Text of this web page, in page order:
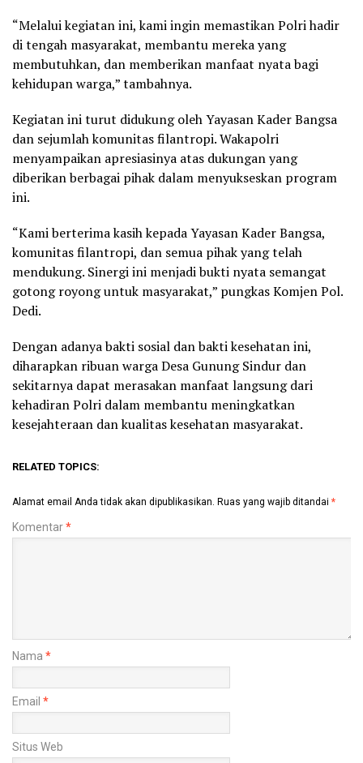
“Melalui kegiatan ini, kami ingin memastikan Polri hadir
di tengah masyarakat, membantu mereka yang
membutuhkan, dan memberikan manfaat nyata bagi
kehidupan warga,” tambahnya.
Kegiatan ini turut didukung oleh Yayasan Kader Bangsa
dan sejumlah komunitas filantropi. Wakapolri
menyampaikan apresiasinya atas dukungan yang
diberikan berbagai pihak dalam menyukseskan program
ini.
“Kami berterima kasih kepada Yayasan Kader Bangsa,
komunitas filantropi, dan semua pihak yang telah
mendukung. Sinergi ini menjadi bukti nyata semangat
gotong royong untuk masyarakat,” pungkas Komjen Pol.
Dedi.
Dengan adanya bakti sosial dan bakti kesehatan ini,
diharapkan ribuan warga Desa Gunung Sindur dan
sekitarnya dapat merasakan manfaat langsung dari
kehadiran Polri dalam membantu meningkatkan
kesejahteraan dan kualitas kesehatan masyarakat.
RELATED TOPICS:
Alamat email Anda tidak akan dipublikasikan. Ruas yang wajib ditandai *
Komentar*
Nama *
Email *
Situs Web